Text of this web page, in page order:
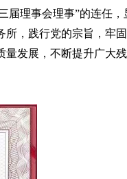
届理事会理事”的连任，
所，践行党的宗旨，牢
发展，不断提升广大残